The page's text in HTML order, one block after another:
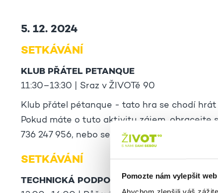
Pomozte nám vylepšit
5. 12. 2024
SETKÁVÁNÍ
KLUB PŘÁTEL PETANQUE
11:30–13:30 | Sraz v ŽIVOTě 90
Klub přátel pétanque - tato hra se chodí
Pokud máte o tuto aktivitu zájem, obracejte
736 247 956, nebo se přihlašujte v kanceláři
SETKÁVÁNÍ
TECHNICKÁ PODPORA